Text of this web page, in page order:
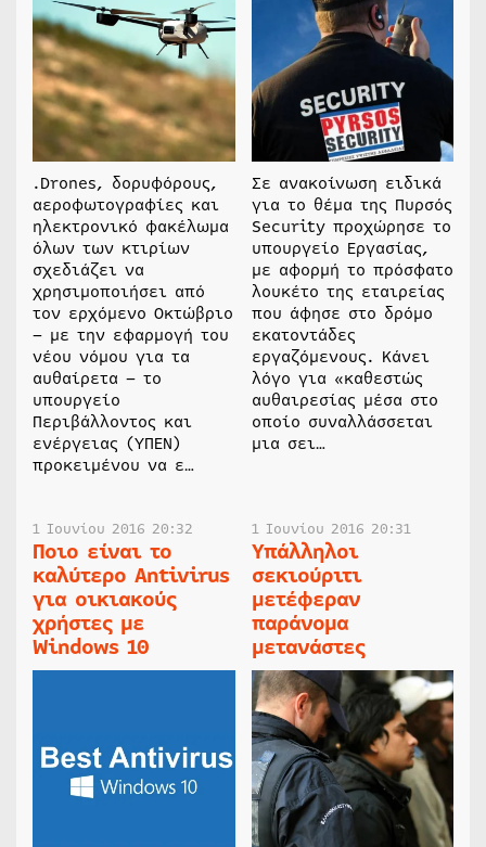
.Drones, δορυφόρους,
αεροφωτογραφίες και
ηλεκτρονικό φακέλωμα
όλων των κτιρίων
σχεδιάζει να
χρησιμοποιήσει από
τον ερχόμενο Οκτώβριο
– με την εφαρμογή του
νέου νόμου για τα
αυθαίρετα – το
υπουργείο
Περιβάλλοντος και
ενέργειας (ΥΠΕΝ)
προκειμένου να ε…
Σε ανακοίνωση ειδικά
για το θέμα της Πυρσός
Security προχώρησε το
υπουργείο Εργασίας,
με αφορμή το πρόσφατο
λουκέτο της εταιρείας
που άφησε στο δρόμο
εκατοντάδες
εργαζόμενους. Κάνει
λόγο για «καθεστώς
αυθαιρεσίας μέσα στο
οποίο συναλλάσσεται
μια σει…
1 Ιουνίου 2016 20:32
Ποιο είναι το
καλύτερο Antivirus
για οικιακούς
χρήστες με
Windows 10
1 Ιουνίου 2016 20:31
Υπάλληλοι
σεκιούριτι
μετέφεραν
παράνομα
μετανάστες